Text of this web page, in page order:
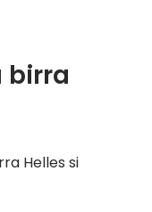
birra
Helles si